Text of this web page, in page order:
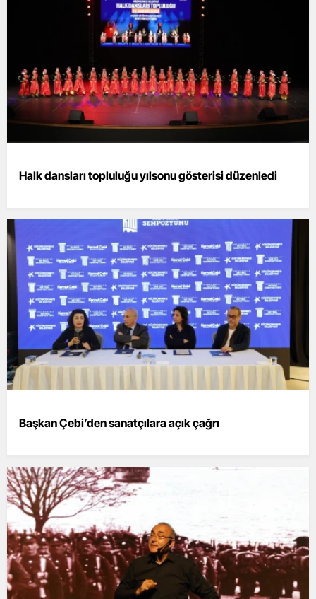
Halk dansları topluluğu yılsonu gösterisi düzenledi
Başkan Çebi’den sanatçılara açık çağrı